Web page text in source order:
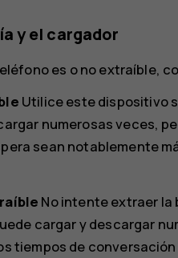
y el cargador
es o no extraíble,
Utilice este dispositivo
numerosas veces,
sean notablemente
No intente extraer la
cargar y descargar
tiempos de